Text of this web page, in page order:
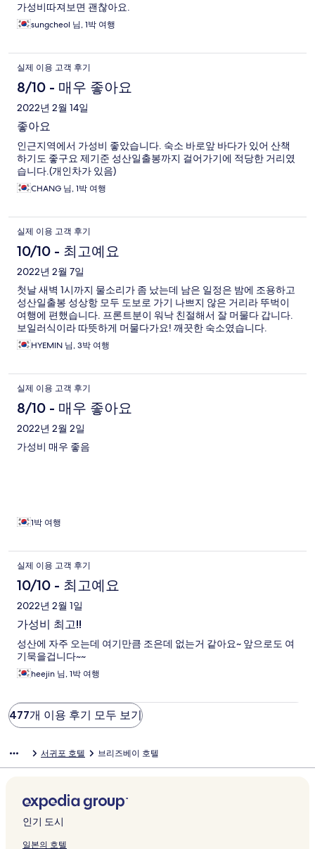
가성비따져보면 괜찮아요.
sungcheol 님, 1박 여행
실제 이용 고객 후기
8/10 - 매우 좋아요
2022년 2월 14일
좋아요
인근지역에서 가성비 좋았습니다. 숙소 바로앞 바다가 있어 산책
하기도 좋구요 제기준 성산일출봉까지 걸어가기에 적당한 거리였
습니다.(개인차가 있음)
CHANG 님, 1박 여행
실제 이용 고객 후기
10/10 - 최고예요
2022년 2월 7일
첫날 새벽 1시까지 물소리가 좀 났는데 남은 일정은 밤에 조용하고
성산일출봉 성상항 모두 도보로 가기 나쁘지 않은 거리라 뚜벅이
여행에 편했습니다. 프론트분이 워낙 친절해서 잘 머물다 갑니다.
보일러식이라 따뜻하게 머물다가요! 깨끗한 숙소였습니다.
HYEMIN 님, 3박 여행
실제 이용 고객 후기
8/10 - 매우 좋아요
2022년 2월 2일
가성비 매우 좋음
1박 여행
실제 이용 고객 후기
10/10 - 최고예요
2022년 2월 1일
가성비 최고!!
성산에 자주 오는데 여기만큼 조은데 없는거 같아요~ 앞으로도 여
기묵을겁니다~~
heejin 님, 1박 여행
477개 이용 후기 모두 보기
서귀포 호텔 브리즈베이 호텔
인기 도시
일본의 호텔